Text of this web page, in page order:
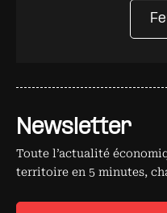
Newsletter
Toute l’actualité
territoire en 5 minutes,